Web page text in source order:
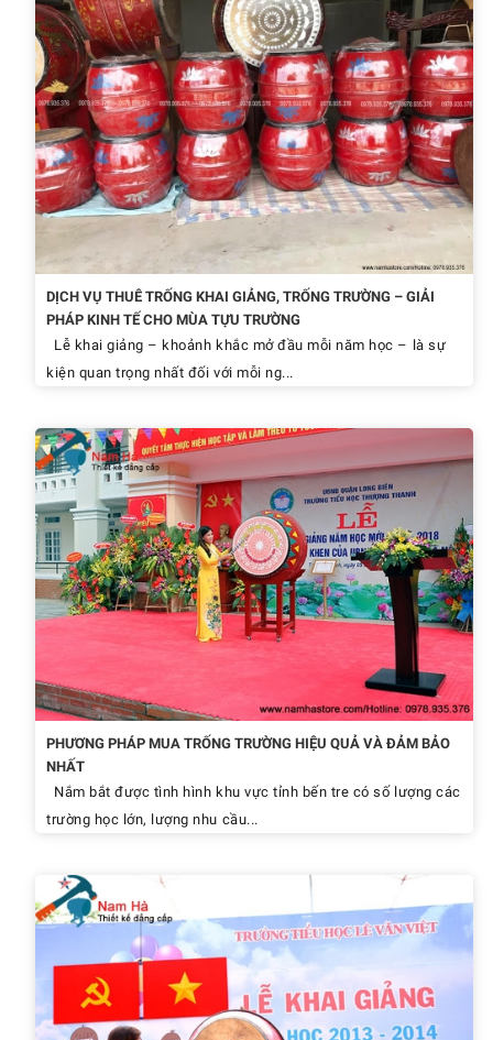
DỊCH VỤ THUÊ TRỐNG KHAI GIẢNG, TRỐNG TRƯỜNG – GIẢI
PHÁP KINH TẾ CHO MÙA TỰU TRƯỜNG
Lễ khai giảng – khoảnh khắc mở đầu mỗi năm học – là sự
kiện quan trọng nhất đối với mỗi ng...
PHƯƠNG PHÁP MUA TRỐNG TRƯỜNG HIỆU QUẢ VÀ ĐẢM BẢO
NHẤT
Nắm bắt được tình hình khu vực tỉnh bến tre có số lượng các
trường học lớn, lượng nhu cầu...